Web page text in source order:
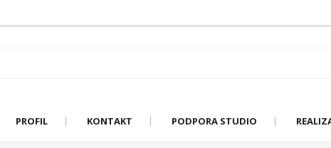
PROFIL KONTAKT PODPORA STUDIO